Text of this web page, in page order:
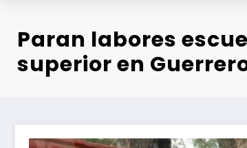
Paran labores
superior en